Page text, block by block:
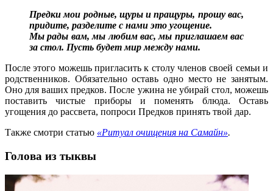
Предки мои родные, щуры и пращуры, прошу вас,
придите, разделите с нами это угощение.
Мы рады вам, мы любим вас, мы приглашаем вас
за стол. Пусть будет мир между нами.
После этого можешь пригласить к столу членов своей семьи и
родственников. Обязательно оставь одно место не занятым.
Оно для ваших предков. После ужина не убирай стол, можешь
поставить чистые приборы и поменять блюда. Оставь
угощения до рассвета, попроси Предков принять твой дар.
Также смотри статью «Ритуал очищения на Самайн».
Голова из тыквы